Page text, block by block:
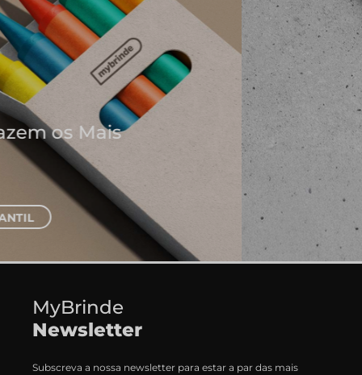
Onde Nascem As Melhores
Ideias
Cadernos e Blocos de Notas
EXPLORAR CADERNOS
MyBrinde
Newsletter
Subscreva a nossa newsletter para estar a par das mais